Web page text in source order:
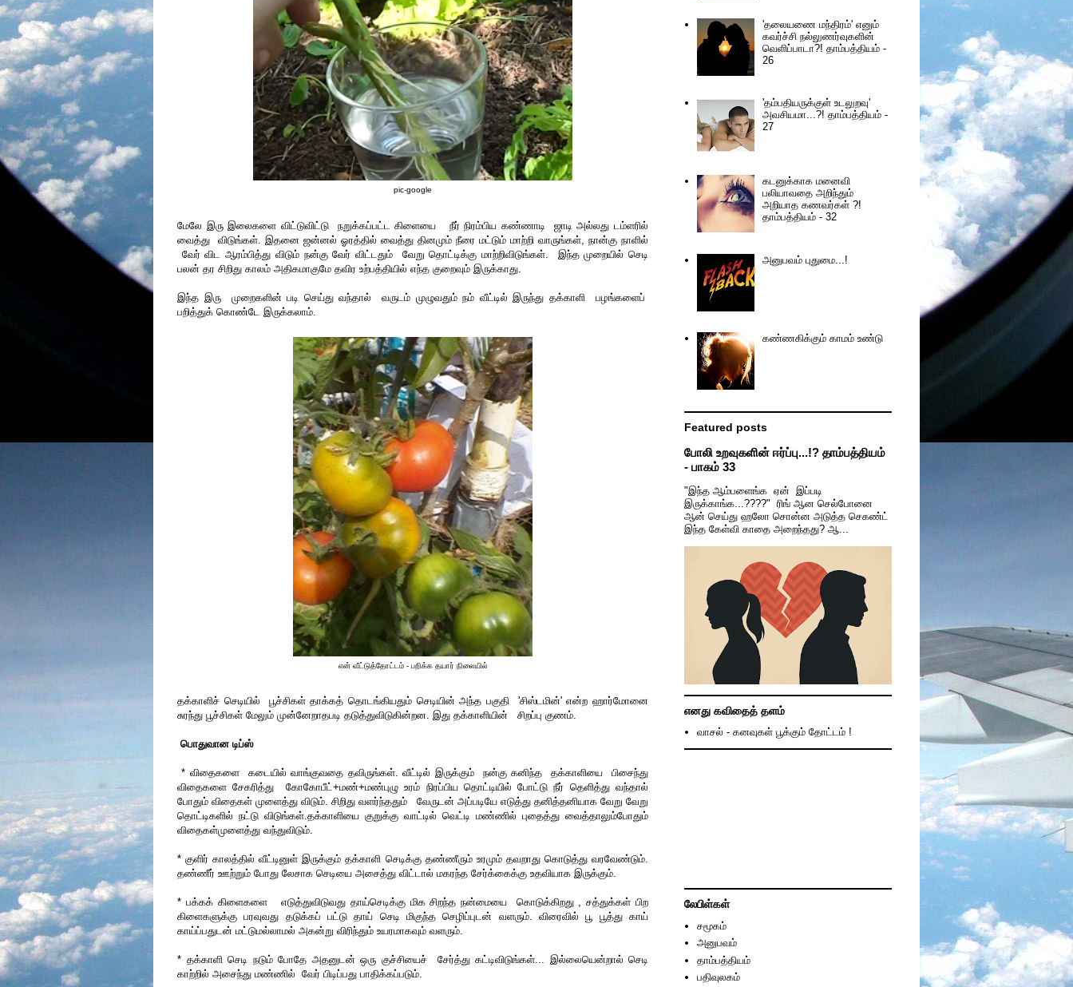
pic-google
மேலே இரு இலைகளை விட்டுவிட்டு நறுக்கப்பட்ட கிளையை நீர் நிரம்பிய கண்ணாடி ஜாடி அல்லது டம்ளரில்
வைத்து விடுங்கள். இதனை ஜன்னல் ஓரத்தில் வைத்து தினமும் நீரை மட்டும் மாற்றி வாருங்கள், நான்கு நாளில்
வேர் விட ஆரம்பித்து விடும் நன்கு வேர் விட்டதும் வேறு தொட்டிக்கு மாற்றிவிடுங்கள். இந்த முறையில் செடி
பலன் தர சிறிது காலம் அதிகமாகுமே தவிர உற்பத்தியில் எந்த குறைவும் இருக்காது.
இந்த இரு முறைகளின் படி செய்து வந்தால் வருடம் முழுவதும் நம் வீட்டில் இருந்து தக்காளி பழங்களைப்
பறித்துக் கொண்டே இருக்கலாம்.
என் வீட்டுத்தோட்டம் - பறிக்க தயார் நிலையில்
தக்காளிச் செடியில் பூச்சிகள் தாக்கத் தொடங்கியதும் செடியின் அந்த பகுதி 'சிஸ்டமின்' என்ற ஹார்மோனை
சுரந்து பூச்சிகள் மேலும் முன்னேறாதபடி தடுத்துவிடுகின்றன. இது தக்காளியின் சிறப்பு குணம்.
பொதுவான டிப்ஸ்
* விதைகளை கடையில் வாங்குவதை தவிருங்கள். வீட்டில் இருக்கும் நன்கு கனிந்த தக்காளியை பிசைந்து
விதைகளை சேகரித்து கோகோபீட்+மண்+மண்புழு உரம் நிரப்பிய தொட்டியில் போட்டு நீர் தெளித்து வந்தால்
போதும் விதைகள் முளைத்து விடும். சிறிது வளர்ந்ததும் வேருடன் அப்படியே எடுத்து தனித்தனியாக வேறு வேறு
தொட்டிகளில் நட்டு விடுங்கள்.தக்காளியை குறுக்கு வாட்டில் வெட்டி மண்ணில் புதைத்து வைத்தாலும்போதும்
விதைகள்முளைத்து வந்துவிடும்.
* குளிர் காலத்தில் வீட்டினுள் இருக்கும் தக்காளி செடிக்கு தண்ணீரும் உரமும் தவறாது கொடுத்து வரவேண்டும்.
தண்ணீர் ஊற்றும் போது லேசாக செடியை அசைத்து விட்டால் மகரந்த சேர்க்கைக்கு உதவியாக இருக்கும்.
* பக்கக் கிளைகளை எடுத்துவிடுவது தாய்செடிக்கு மிக சிறந்த நன்மையை கொடுக்கிறது , சத்துக்கள் பிற
கிளைகளுக்கு பரவுவது தடுக்கப் பட்டு தாய் செடி மிகுந்த செழிப்புடன் வளரும். விரைவில் பூ பூத்து காய்
காய்ப்பதுடன் மட்டுமல்லாமல் அகன்று விரிந்தும் உயரமாகவும் வளரும்.
* தக்காளி செடி நடும் போதே அதனுடன் ஒரு குச்சியைச் சேர்த்து கட்டிவிடுங்கள்... இல்லையென்றால் செடி
காற்றில் அசைந்து மண்ணில் வேர் பிடிப்பது பாதிக்கப்படும்.
'தலையணை மந்திரம்' எனும்
கவர்ச்சி நல்லுணர்வுகளின்
வெளிப்பாடா?! தாம்பத்தியம் -
26
'தம்பதியருக்குள் உடலுறவு'
அவசியமா...?! தாம்பத்தியம் -
27
கடனுக்காக மனைவி
பலியாவதை அறிந்தும்
அறியாத கணவர்கள் ?!
தாம்பத்தியம் - 32
அனுபவம் புதுமை...!
கண்ணகிக்கும் காமம் உண்டு
Featured posts
போலி உறவுகளின் ஈர்ப்பு...!? தாம்பத்தியம்
- பாகம் 33
"இந்த ஆம்பளைங்க ஏன் இப்படி
இருக்காங்க...????" ரிங் ஆன செல்போனை
ஆன் செய்து ஹலோ சொன்ன அடுத்த செகண்ட்
இந்த கேள்வி காதை அறைந்தது? ஆ...
எனது கவிதைத் தளம்
வாசல் - கனவுகள் பூக்கும் தோட்டம் !
லேபிள்கள்
சமூகம்
அனுபவம்
தாம்பத்தியம்
பதிவுலகம்